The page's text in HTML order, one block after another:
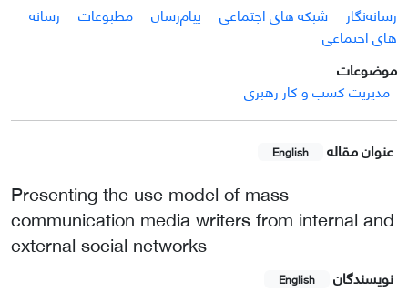
رسانه‌نگار
شبکه های اجتماعی پیام‌رسان مطبوعات
رسانه
های اجتماعی
موضوعات
مدیریت کسب و کار رهبری
عنوان مقاله English
Presenting the use model of mass
communication media writers from internal and
external social networks
نویسندگان English